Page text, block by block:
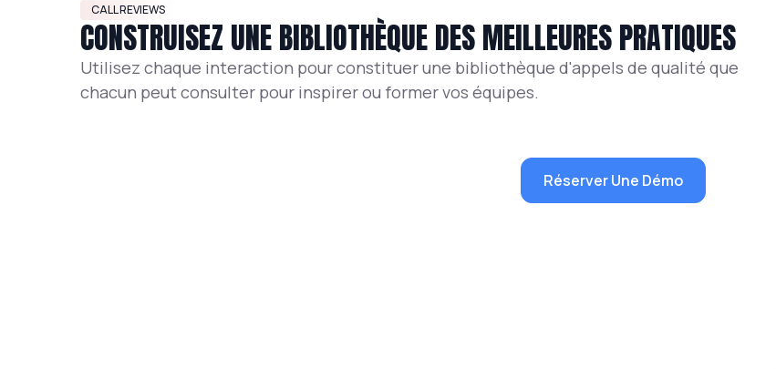
CALL REVIEWS
CONSTRUISEZ UNE BIBLIOTHÈQUE DES MEILLEURES PRATIQUES
Utilisez chaque interaction pour constituer une bibliothèque d'appels de qualité que
chacun peut consulter pour inspirer ou former vos équipes.
Réserver Une Démo